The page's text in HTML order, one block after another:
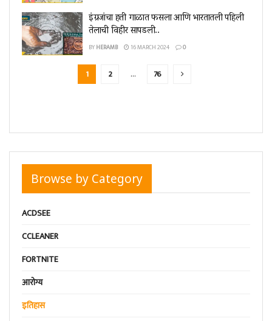
इंग्रजांचा हत्ती गाळात फसला आणि भारतातली पहिली
तेलाची विहीर सापडली..
BYHERAMB 16 MARCH 2024 0
1 2 … 76
Browse by Category
ACDSEE
CCLEANER
FORTNITE
आरोग्य
इतिहास